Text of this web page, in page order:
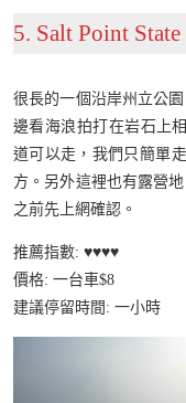
5. Salt Point State
很長的一個沿岸州立公
邊看海浪拍打在岩石上
道可以走，我們只簡單
方。另外這裡也有露營
之前先上網確認。
推薦指數: ♥️♥️♥️♥️
價格: 一台車$8
建議停留時間: 一小時